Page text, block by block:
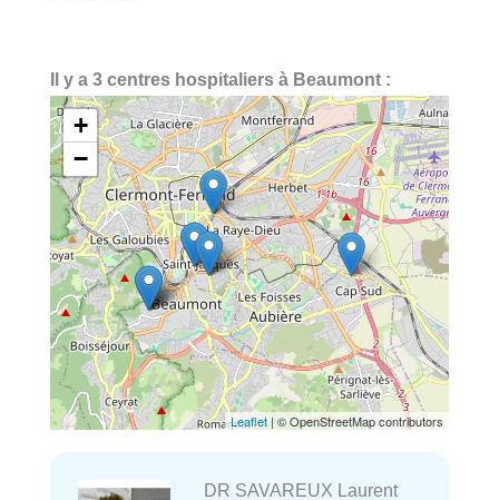
Il y a 3 centres hospitaliers à Beaumont :
+
−
Leaflet | © OpenStreetMap contributors
DR SAVAREUX Laurent